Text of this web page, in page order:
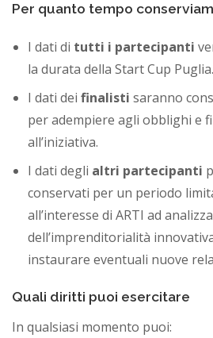
Per quanto tempo
I dati di tutti i partecipanti
la durata della Start Cup Puglia.
I dati dei finalisti saranno
per adempiere agli obblighi e
all’iniziativa.
I dati degli altri partecipanti
conservati per un periodo
all’interesse di ARTI ad
dell’imprenditorialità
instaurare eventuali nuove
Quali diritti puoi esercitare
In qualsiasi momento puoi: